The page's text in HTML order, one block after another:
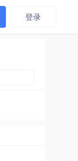
登录